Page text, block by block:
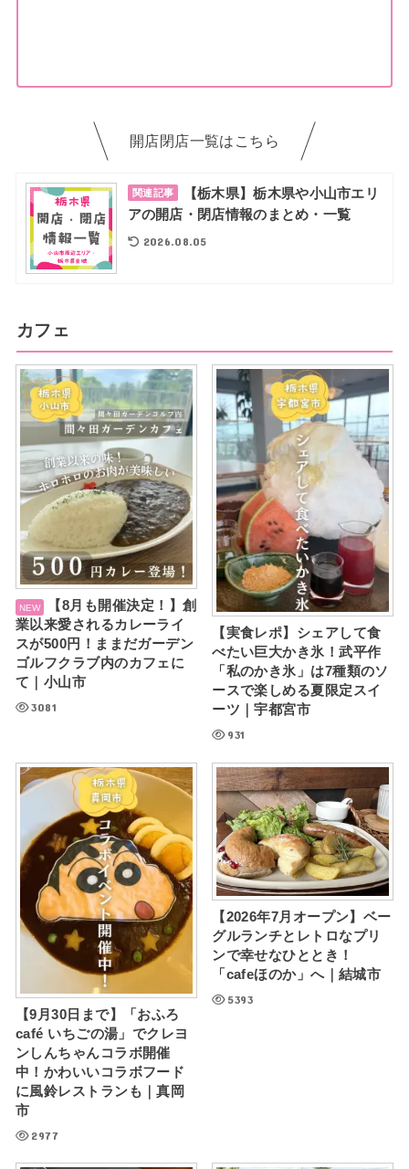
開店閉店一覧はこちら
関連記事
【栃木県】栃木県や小山市エリ
アの開店・閉店情報のまとめ・一覧
2026.08.05
カフェ
【8月も開催決定！】創
業以来愛されるカレーライ
スが500円！ままだガーデン
ゴルフクラブ内のカフェに
て｜小山市
3081
【実食レポ】シェアして食
べたい巨大かき氷！武平作
「私のかき氷」は7種類のソ
ースで楽しめる夏限定スイ
ーツ｜宇都宮市
931
【9月30日まで】「おふろ
café いちごの湯」でクレヨ
ンしんちゃんコラボ開催
中！かわいいコラボフード
に風鈴レストランも｜真岡
市
2977
【2026年7月オープン】ベー
グルランチとレトロなプリ
ンで幸せなひととき！
「cafeほのか」へ｜結城市
5393